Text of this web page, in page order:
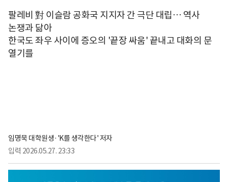
팔레비 對 이슬람 공화국 지지자 간 극단 대립… 역사
논쟁과 닮아
한국도 좌우 사이에 증오의 '끝장 싸움' 끝내고 대화의 문
열기를
임명묵 대학원생·'K를 생각한다' 저자
입력 2026.05.27. 23:33